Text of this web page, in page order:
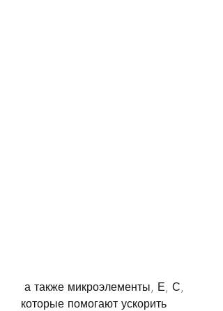
которые помогают ускорить